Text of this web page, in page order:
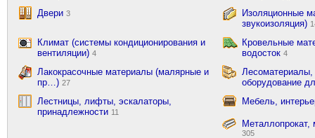
Двери 3
Изоляционные
звукоизоляция)
Климат (системы кондиционирования и
вентиляции) 4
Кровельные
водосток 4
Лакокрасочные материалы (малярные и
пр…) 27
оборудование
Лестницы, лифты, эскалаторы,
принадлежности 11
Мебель,
305